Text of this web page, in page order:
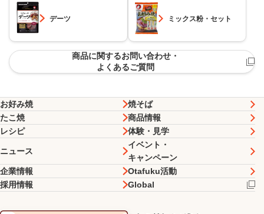
デーツ ミックス粉・セット
商品に関するお問い合わせ・
よくあるご質問
お好み焼
焼そば
たこ焼
商品情報
レシピ
体験・見学
ニュース
イベント・
キャンペーン
企業情報
Otafuku活動
採用情報
Global